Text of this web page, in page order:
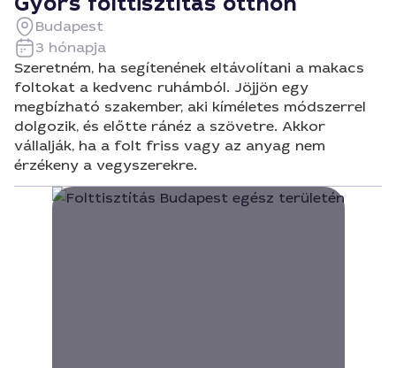
Budapest
3 hónapja
Szeretném, ha segítenének eltávolítani a makacs
foltokat a kedvenc ruhámból. Jöjjön egy
megbízható szakember, aki kíméletes módszerrel
dolgozik, és előtte ránéz a szövetre. Akkor
vállalják, ha a folt friss vagy az anyag nem
érzékeny a vegyszerekre.